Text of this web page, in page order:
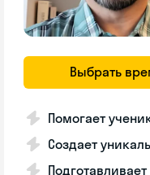
Выбрать
Помогает
Создает